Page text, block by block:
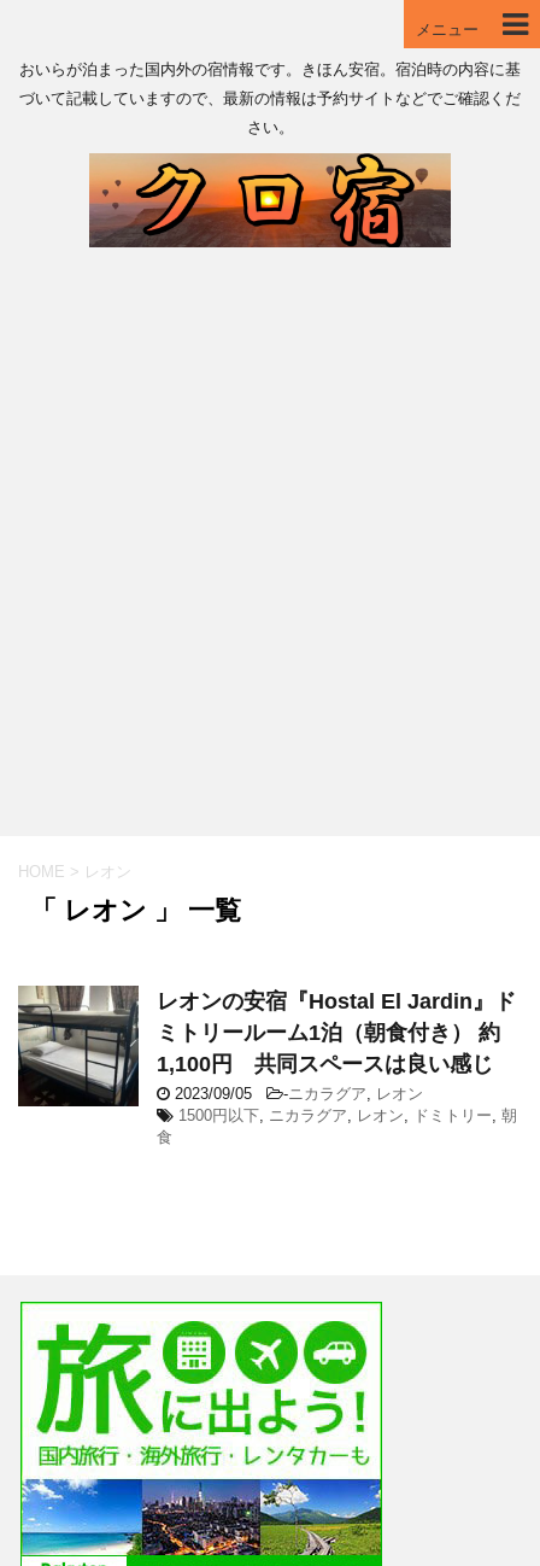
メニュー
おいらが泊まった国内外の宿情報です。きほん安宿。宿泊時の内容に基
づいて記載していますので、最新の情報は予約サイトなどでご確認くだ
さい。
HOME > レオン
「 レオン 」 一覧
レオンの安宿『Hostal El Jardin』ド
ミトリールーム1泊（朝食付き） 約
1,100円 共同スペースは良い感じ
2023/09/05 -ニカラグア
レオン
1500円以下
ニカラグア レオン ドミトリー 朝
食